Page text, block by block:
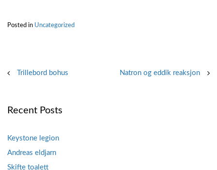
Posted in Uncategorized
PostTrillebord bohus Natron og eddik reaksjon
Recent Posts
Keystone legion
Andreas eldjarn
Skifte toalett